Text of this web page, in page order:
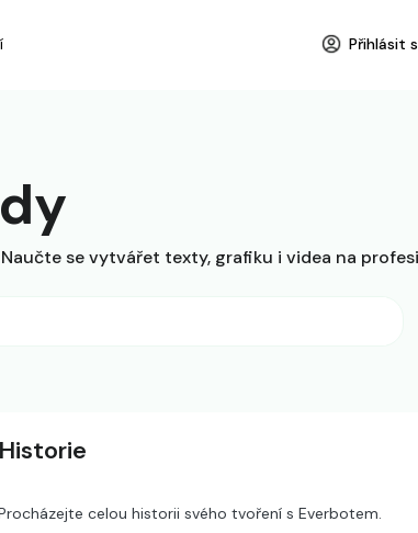
Přihlásit
se vytvářet texty, grafiku i videa na
Historie
celou historii svého tvoření s Everbotem.